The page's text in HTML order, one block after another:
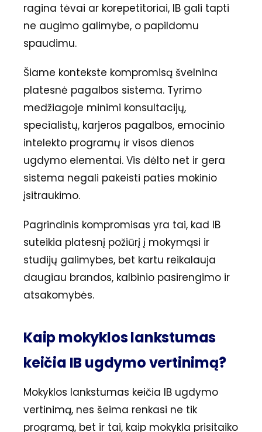
ragina tėvai ar korepetitoriai, IB gali tapti
ne augimo galimybe, o papildomu
spaudimu.
Šiame kontekste kompromisą švelnina
platesnė pagalbos sistema. Tyrimo
medžiagoje minimi konsultacijų,
specialistų, karjeros pagalbos, emocinio
intelekto programų ir visos dienos
ugdymo elementai. Vis dėlto net ir gera
sistema negali pakeisti paties mokinio
įsitraukimo.
Pagrindinis kompromisas yra tai, kad IB
suteikia platesnį požiūrį į mokymąsi ir
studijų galimybes, bet kartu reikalauja
daugiau brandos, kalbinio pasirengimo ir
atsakomybės.
Kaip mokyklos lankstumas
keičia IB ugdymo vertinimą?
Mokyklos lankstumas keičia IB ugdymo
vertinimą, nes šeima renkasi ne tik
programą, bet ir tai, kaip mokykla prisitaiko